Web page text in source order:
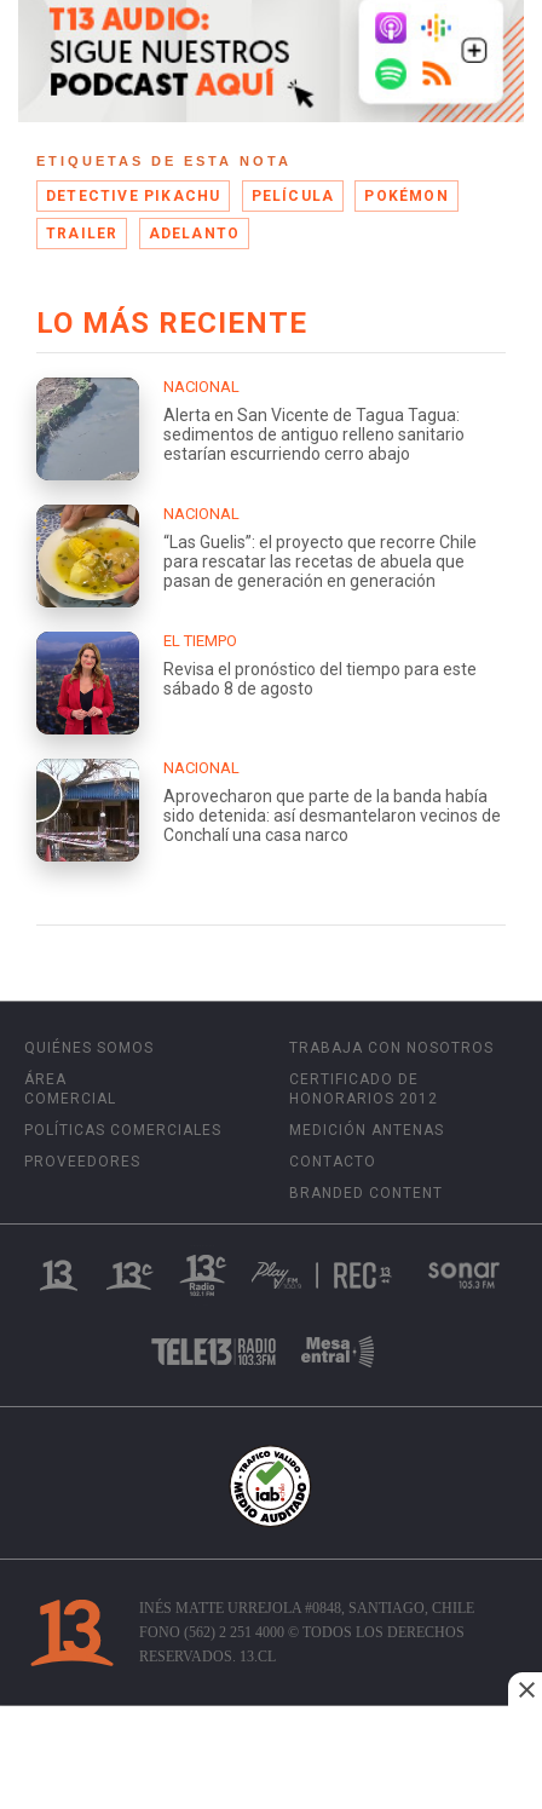
ETIQUETAS DE ESTA NOTA
DETECTIVE PIKACHU PELÍCULA POKÉMON
TRAILER ADELANTO
LO MÁS RECIENTE
NACIONAL
Alerta en San Vicente de Tagua Tagua:
sedimentos de antiguo relleno sanitario
estarían escurriendo cerro abajo
NACIONAL
“Las Guelis”: el proyecto que recorre Chile
para rescatar las recetas de abuela que
pasan de generación en generación
EL TIEMPO
Revisa el pronóstico del tiempo para este
sábado 8 de agosto
NACIONAL
Aprovecharon que parte de la banda había
sido detenida: así desmantelaron vecinos de
Conchalí una casa narco
QUIÉNES SOMOS
ÁREA
COMERCIAL
POLÍTICAS COMERCIALES
PROVEEDORES
TRABAJA CON NOSOTROS
CERTIFICADO DE
HONORARIOS 2012
MEDICIÓN ANTENAS
CONTACTO
BRANDED CONTENT
INÉS MATTE URREJOLA #0848, SANTIAGO, CHILE
FONO (562) 2 251 4000 © TODOS LOS DERECHOS
RESERVADOS. 13.CL